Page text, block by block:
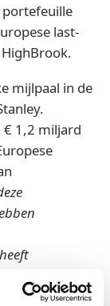
last-
mijlpaal in de
€ 1,2 miljard
en Head of